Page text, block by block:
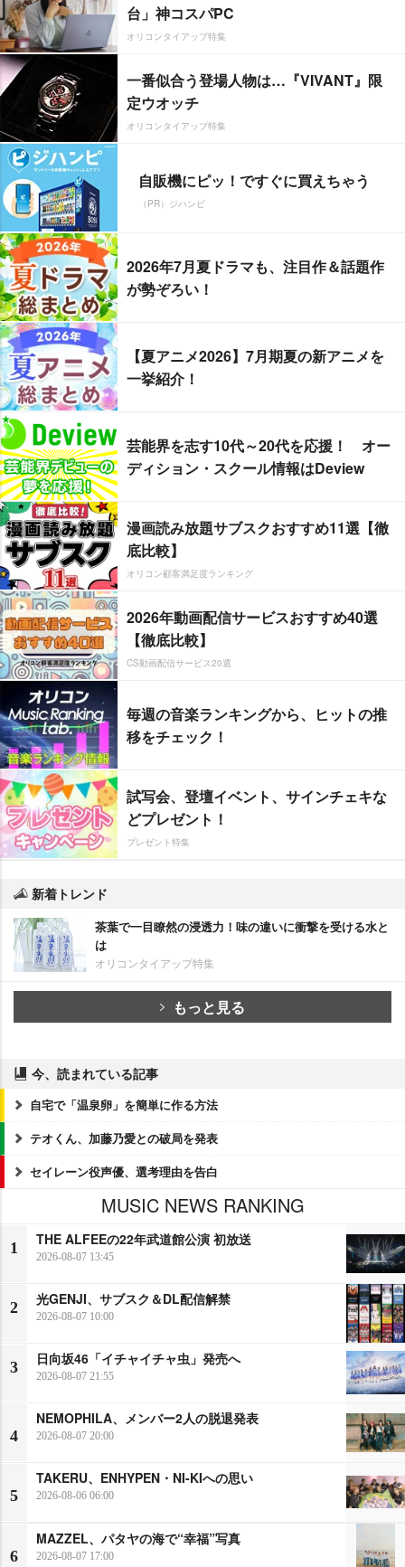
台」神コスパPC
オリコンタイアップ特集
一番似合う登場人物は…『VIVANT』限
定ウオッチ
オリコンタイアップ特集
自販機にピッ！ですぐに買えちゃう
（PR）ジハンピ
2026年7月夏ドラマも、注目作＆話題作
が勢ぞろい！
【夏アニメ2026】7月期夏の新アニメを
一挙紹介！
芸能界を志す10代～20代を応援！ オー
ディション・スクール情報はDeview
漫画読み放題サブスクおすすめ11選【徹
底比較】
オリコン顧客満足度ランキング
2026年動画配信サービスおすすめ40選
【徹底比較】
CS動画配信サービス20選
毎週の音楽ランキングから、ヒットの推
移をチェック！
試写会、登壇イベント、サインチェキな
どプレゼント！
プレゼント特集
新着トレンド
茶葉で一目瞭然の浸透力！味の違いに衝撃を受ける水と
は
オリコンタイアップ特集
もっと見る
今、読まれている記事
自宅で「温泉卵」を簡単に作る方法
テオくん、加藤乃愛との破局を発表
セイレーン役声優、選考理由を告白
MUSIC NEWS RANKING
1
THE ALFEEの22年武道館公演 初放送
2026-08-07 13:45
2
光GENJI、サブスク＆DL配信解禁
2026-08-07 10:00
3
日向坂46「イチャイチャ虫」発売へ
2026-08-07 21:55
4
NEMOPHILA、メンバー2人の脱退発表
2026-08-07 20:00
5
TAKERU、ENHYPEN・NI-KIへの思い
2026-08-06 06:00
6
MAZZEL、パタヤの海で“幸福”写真
2026-08-07 17:00